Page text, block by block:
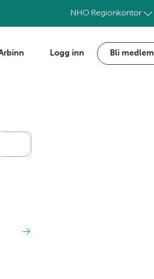
NHO Regionkontor
Logg inn Bli medlem
Søk